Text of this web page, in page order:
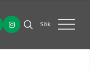
Sök